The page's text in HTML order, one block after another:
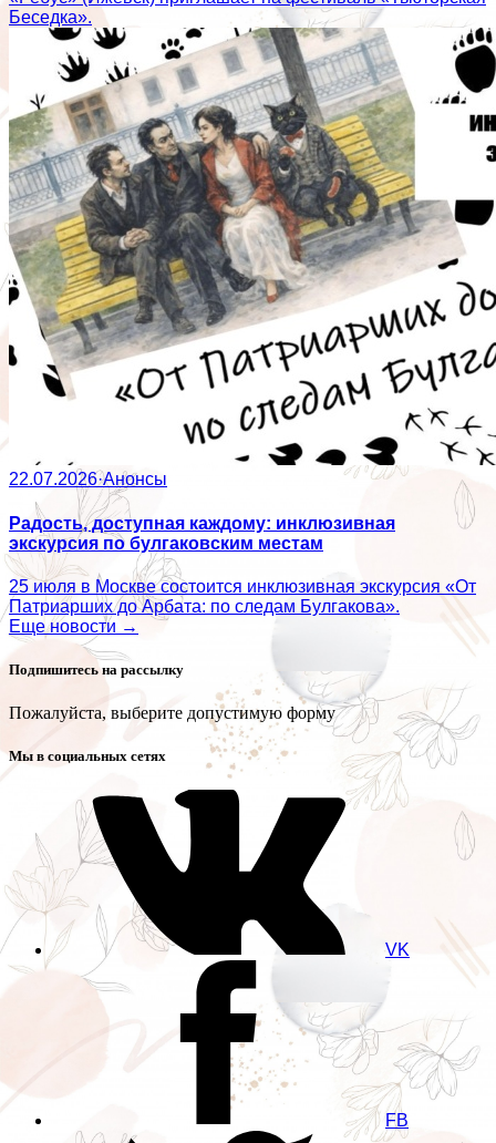
Беседка».
22.07.2026·Анонсы
Радость, доступная каждому: инклюзивная
экскурсия по булгаковским местам
25 июля в Москве состоится инклюзивная экскурсия «От
Патриарших до Арбата: по следам Булгакова».
Еще новости →
Подпишитесь на рассылку
Пожалуйста, выберите допустимую форму
Мы в социальных сетях
VK
FB